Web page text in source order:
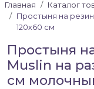
Главная Каталог
Простыня на
120х60 см
Простыня
Muslin на
см